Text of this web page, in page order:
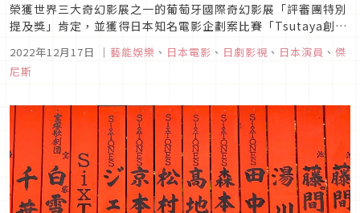
榮獲世界三大奇幻影展之一的葡萄牙國際奇幻影展「評審團特別
提及獎」肯定，並獲得日本知名電影企劃案比賽「Tsutaya創作
驚悚獻映。本片是導演暨編劇片岡翔耗時多年，成功將本片搬上
大銀幕的年度懸疑壓軸力作，除了玉木宏、櫻井友紀表現出不同
2022年12月17日 ｜ 藝能娛樂 、 日本電影 、 日劇影視 、 日本演員 、 傑
尼斯